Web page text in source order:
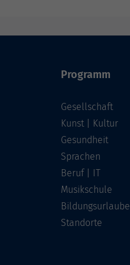
Programm
Gesellschaft
Kunst | Kultur
Gesundheit
Sprachen
Beruf | IT
Musikschule
Bildungsurlaube
Standorte